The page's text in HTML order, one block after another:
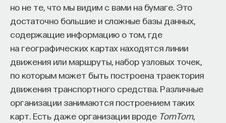
но не те, что мы видим с вами на бумаге. Это
достаточно большие и сложные базы данных,
содержащие информацию о том, где
на географических картах находятся линии
движения или маршруты, набор узловых точек,
по которым может быть построена траектория
движения транспортного средства. Различные
организации занимаются построением таких
карт. Есть даже организации вроде TomTom,
Учёных, инженеров и исследователей
с опытом работы в научной сфере;
Специалистов с STEM-образованием,
желающих сменить сферу деятельности;
Тех, кто пока не имеет достаточного опыта
работы в индустрии, но стремится развивать
Для уже готовых специалистов достаточно
потому что за месяц солнце проходит
примерно 30 градусов по небу, а за год —
360. Конечно, не Солнце движется вокруг
Земли, а Земля вокруг Солнца, но нам,
наблюдателям на Земле, кажется, что
солнце делает оборот по небу. Эти 30-
градусные отрезки вдоль траектории
Солнца (она называется эклиптика)